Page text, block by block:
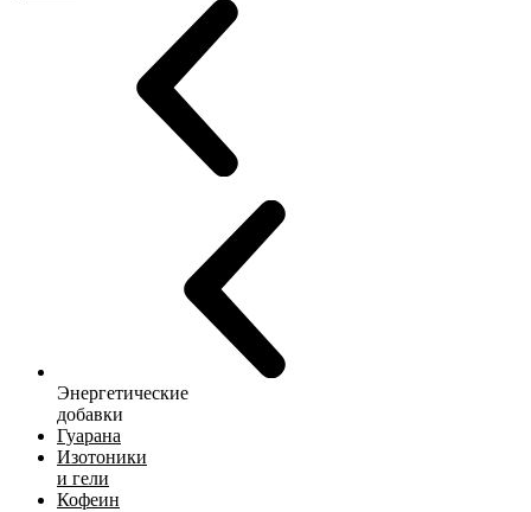
Энергетические
добавки
Гуарана
Изотоники
и гели
Кофеин